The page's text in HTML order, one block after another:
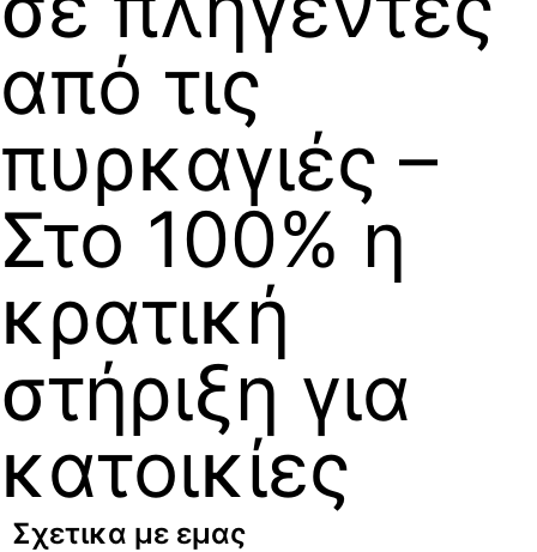
από τις
πυρκαγιές –
Στο 100% η
κρατική
στήριξη για
κατοικίες
Σχετικα με εμας